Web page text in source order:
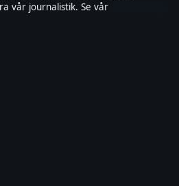
vår journalistik. Se vår